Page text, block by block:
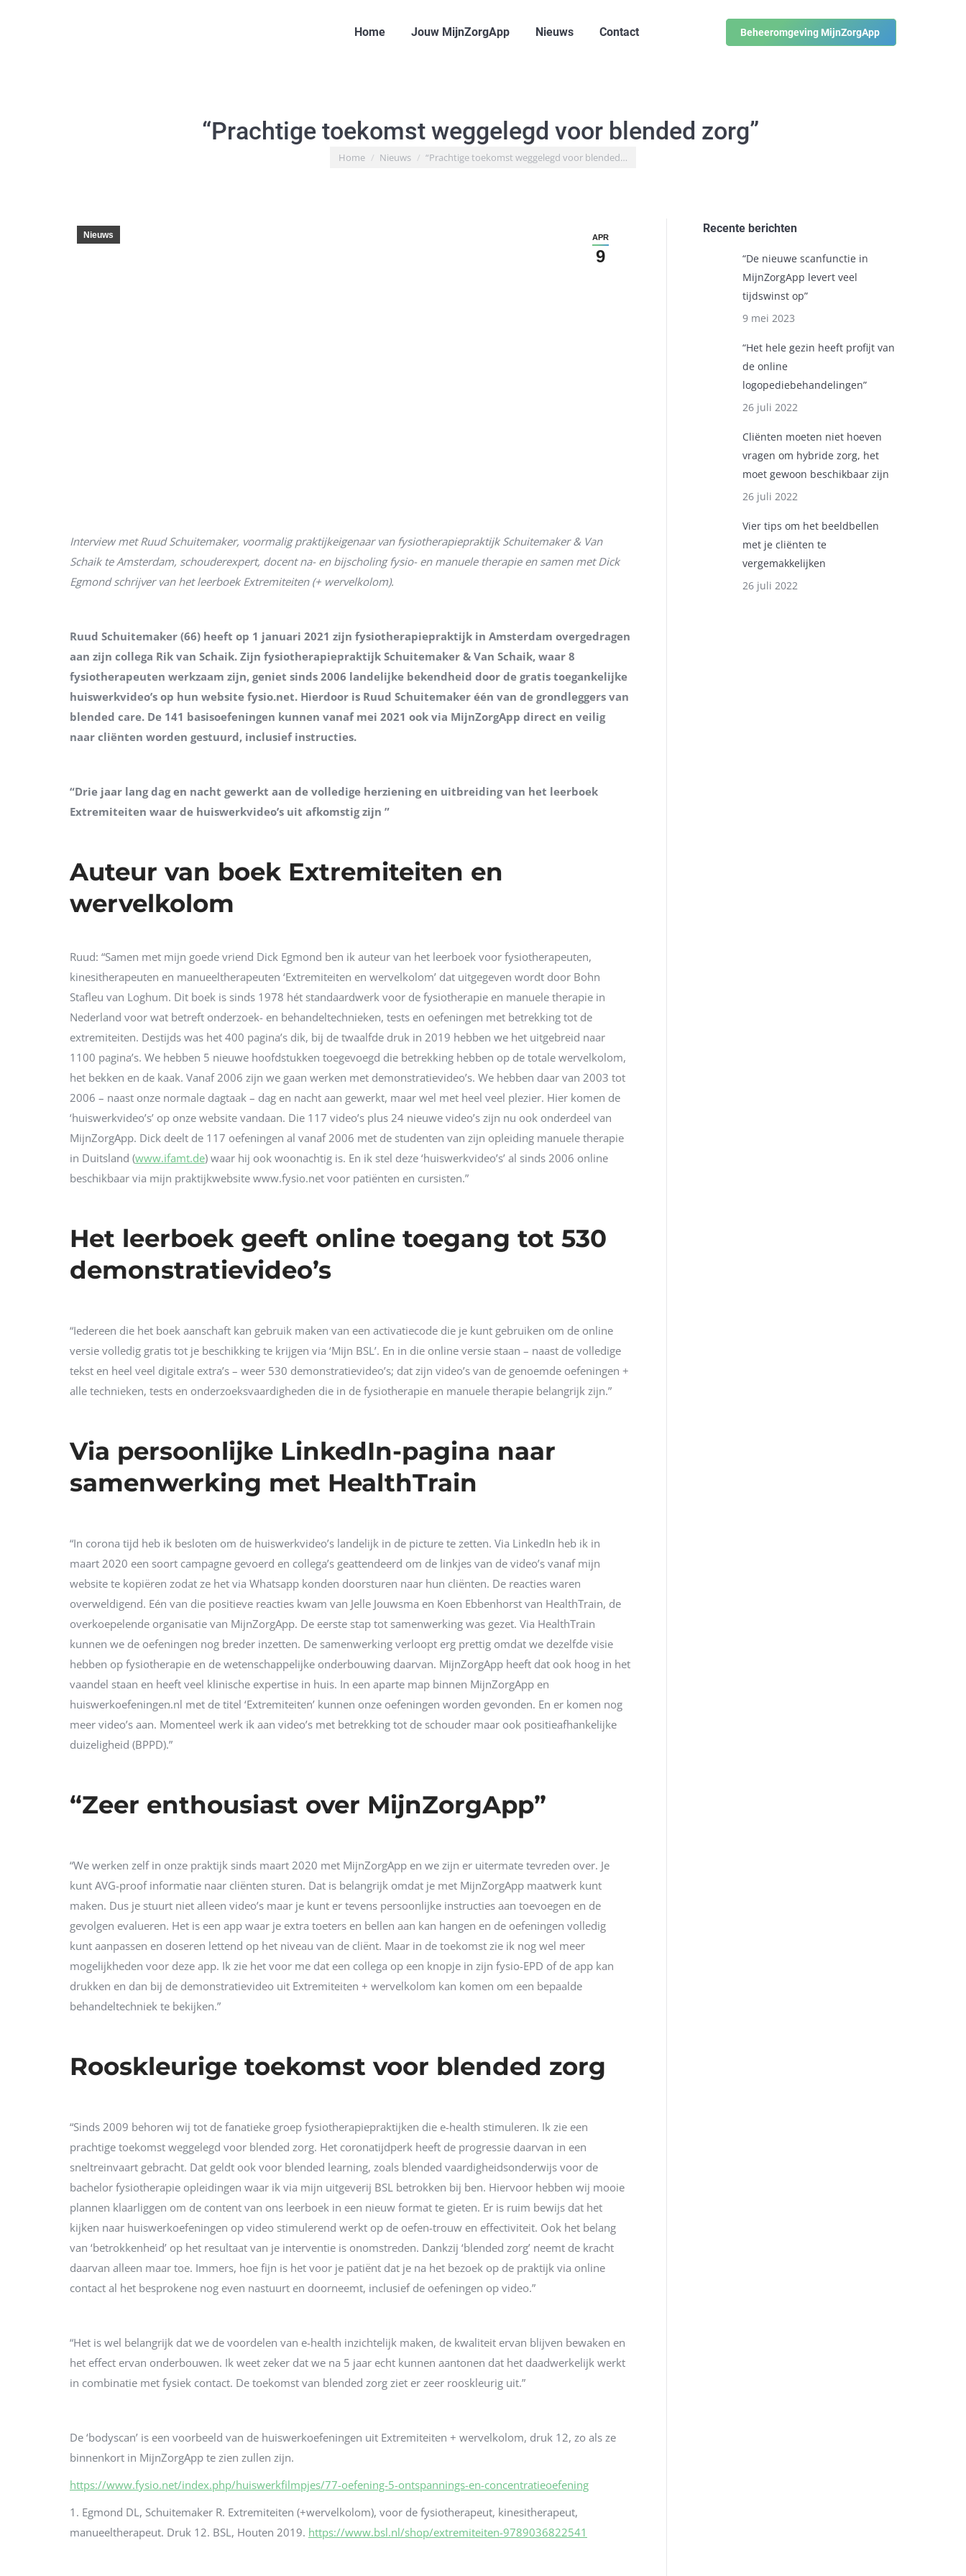
Home Jouw MijnZorgApp Nieuws Contact Beheeromgeving MijnZorgApp
“Prachtige toekomst weggelegd voor blended zorg”
Je bent hier:
Home Nieuws “Prachtige toekomst weggelegd voor blended…
APR
9
Nieuws
Interview met Ruud Schuitemaker, voormalig praktijkeigenaar van fysiotherapiepraktijk Schuitemaker & Van
Schaik te Amsterdam, schouderexpert, docent na- en bijscholing fysio- en manuele therapie en samen met Dick
Egmond schrijver van het leerboek Extremiteiten (+ wervelkolom).
Ruud Schuitemaker (66) heeft op 1 januari 2021 zijn fysiotherapiepraktijk in Amsterdam overgedragen
aan zijn collega Rik van Schaik. Zijn fysiotherapiepraktijk Schuitemaker & Van Schaik, waar 8
fysiotherapeuten werkzaam zijn, geniet sinds 2006 landelijke bekendheid door de gratis toegankelijke
huiswerkvideo’s op hun website fysio.net. Hierdoor is Ruud Schuitemaker één van de grondleggers van
blended care. De 141 basisoefeningen kunnen vanaf mei 2021 ook via MijnZorgApp direct en veilig
naar cliënten worden gestuurd, inclusief instructies.
“Drie jaar lang dag en nacht gewerkt aan de volledige herziening en uitbreiding van het leerboek
Extremiteiten waar de huiswerkvideo’s uit afkomstig zijn ”
Auteur van boek Extremiteiten en
wervelkolom
Ruud: “Samen met mijn goede vriend Dick Egmond ben ik auteur van het leerboek voor fysiotherapeuten,
kinesitherapeuten en manueeltherapeuten ‘Extremiteiten en wervelkolom’ dat uitgegeven wordt door Bohn
Stafleu van Loghum. Dit boek is sinds 1978 hét standaardwerk voor de fysiotherapie en manuele therapie in
Nederland voor wat betreft onderzoek- en behandeltechnieken, tests en oefeningen met betrekking tot de
extremiteiten. Destijds was het 400 pagina’s dik, bij de twaalfde druk in 2019 hebben we het uitgebreid naar
1100 pagina’s. We hebben 5 nieuwe hoofdstukken toegevoegd die betrekking hebben op de totale wervelkolom,
het bekken en de kaak. Vanaf 2006 zijn we gaan werken met demonstratievideo’s. We hebben daar van 2003 tot
2006 – naast onze normale dagtaak – dag en nacht aan gewerkt, maar wel met heel veel plezier. Hier komen de
‘huiswerkvideo’s’ op onze website vandaan. Die 117 video’s plus 24 nieuwe video’s zijn nu ook onderdeel van
MijnZorgApp. Dick deelt de 117 oefeningen al vanaf 2006 met de studenten van zijn opleiding manuele therapie
in Duitsland (www.ifamt.de) waar hij ook woonachtig is. En ik stel deze ‘huiswerkvideo’s’ al sinds 2006 online
beschikbaar via mijn praktijkwebsite www.fysio.net voor patiënten en cursisten.”
Het leerboek geeft online toegang tot 530
demonstratievideo’s
“Iedereen die het boek aanschaft kan gebruik maken van een activatiecode die je kunt gebruiken om de online
versie volledig gratis tot je beschikking te krijgen via ‘Mijn BSL’. En in die online versie staan – naast de volledige
tekst en heel veel digitale extra’s – weer 530 demonstratievideo’s; dat zijn video’s van de genoemde oefeningen +
alle technieken, tests en onderzoeksvaardigheden die in de fysiotherapie en manuele therapie belangrijk zijn.”
Via persoonlijke LinkedIn-pagina naar
samenwerking met HealthTrain
“In corona tijd heb ik besloten om de huiswerkvideo’s landelijk in de picture te zetten. Via LinkedIn heb ik in
maart 2020 een soort campagne gevoerd en collega’s geattendeerd om de linkjes van de video’s vanaf mijn
website te kopiëren zodat ze het via Whatsapp konden doorsturen naar hun cliënten. De reacties waren
overweldigend. Eén van die positieve reacties kwam van Jelle Jouwsma en Koen Ebbenhorst van HealthTrain, de
overkoepelende organisatie van MijnZorgApp. De eerste stap tot samenwerking was gezet. Via HealthTrain
kunnen we de oefeningen nog breder inzetten. De samenwerking verloopt erg prettig omdat we dezelfde visie
hebben op fysiotherapie en de wetenschappelijke onderbouwing daarvan. MijnZorgApp heeft dat ook hoog in het
vaandel staan en heeft veel klinische expertise in huis. In een aparte map binnen MijnZorgApp en
huiswerkoefeningen.nl met de titel ‘Extremiteiten’ kunnen onze oefeningen worden gevonden. En er komen nog
meer video’s aan. Momenteel werk ik aan video’s met betrekking tot de schouder maar ook positieafhankelijke
duizeligheid (BPPD).”
“Zeer enthousiast over MijnZorgApp”
“We werken zelf in onze praktijk sinds maart 2020 met MijnZorgApp en we zijn er uitermate tevreden over. Je
kunt AVG-proof informatie naar cliënten sturen. Dat is belangrijk omdat je met MijnZorgApp maatwerk kunt
maken. Dus je stuurt niet alleen video’s maar je kunt er tevens persoonlijke instructies aan toevoegen en de
gevolgen evalueren. Het is een app waar je extra toeters en bellen aan kan hangen en de oefeningen volledig
kunt aanpassen en doseren lettend op het niveau van de cliënt. Maar in de toekomst zie ik nog wel meer
mogelijkheden voor deze app. Ik zie het voor me dat een collega op een knopje in zijn fysio-EPD of de app kan
drukken en dan bij de demonstratievideo uit Extremiteiten + wervelkolom kan komen om een bepaalde
behandeltechniek te bekijken.”
Rooskleurige toekomst voor blended zorg
“Sinds 2009 behoren wij tot de fanatieke groep fysiotherapiepraktijken die e-health stimuleren. Ik zie een
prachtige toekomst weggelegd voor blended zorg. Het coronatijdperk heeft de progressie daarvan in een
sneltreinvaart gebracht. Dat geldt ook voor blended learning, zoals blended vaardigheidsonderwijs voor de
bachelor fysiotherapie opleidingen waar ik via mijn uitgeverij BSL betrokken bij ben. Hiervoor hebben wij mooie
plannen klaarliggen om de content van ons leerboek in een nieuw format te gieten. Er is ruim bewijs dat het
kijken naar huiswerkoefeningen op video stimulerend werkt op de oefen-trouw en effectiviteit. Ook het belang
van ‘betrokkenheid’ op het resultaat van je interventie is onomstreden. Dankzij ‘blended zorg’ neemt de kracht
daarvan alleen maar toe. Immers, hoe fijn is het voor je patiënt dat je na het bezoek op de praktijk via online
contact al het besprokene nog even nastuurt en doorneemt, inclusief de oefeningen op video.”
“Het is wel belangrijk dat we de voordelen van e-health inzichtelijk maken, de kwaliteit ervan blijven bewaken en
het effect ervan onderbouwen. Ik weet zeker dat we na 5 jaar echt kunnen aantonen dat het daadwerkelijk werkt
in combinatie met fysiek contact. De toekomst van blended zorg ziet er zeer rooskleurig uit.”
De ‘bodyscan’ is een voorbeeld van de huiswerkoefeningen uit Extremiteiten + wervelkolom, druk 12, zo als ze
binnenkort in MijnZorgApp te zien zullen zijn.
https://www.fysio.net/index.php/huiswerkfilmpjes/77-oefening-5-ontspannings-en-concentratieoefening
1. Egmond DL, Schuitemaker R. Extremiteiten (+wervelkolom), voor de fysiotherapeut, kinesitherapeut,
manueeltherapeut. Druk 12. BSL, Houten 2019. https://www.bsl.nl/shop/extremiteiten-9789036822541
Recente berichten
“De nieuwe scanfunctie in
MijnZorgApp levert veel
tijdswinst op”
9 mei 2023
“Het hele gezin heeft profijt van
de online
logopediebehandelingen”
26 juli 2022
Cliënten moeten niet hoeven
vragen om hybride zorg, het
moet gewoon beschikbaar zijn
26 juli 2022
Vier tips om het beeldbellen
met je cliënten te
vergemakkelijken
26 juli 2022